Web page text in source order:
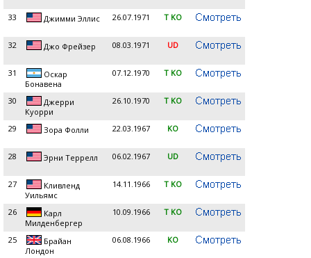
33 Джимми Эллис 26.07.1971 T KO
32 Джо Фрейзер 08.03.1971 UD
31
Оскар
Бонавена
07.12.1970 T KO
30
Джерри
Куорри
26.10.1970 T KO
29 Зора Фолли 22.03.1967 KO
28 Эрни Террелл 06.02.1967 UD
27
Кливленд
Уильямс
14.11.1966 T KO
26
Карл
Милденбергер
10.09.1966 T KO
25
Брайан
Лондон
06.08.1966 KO